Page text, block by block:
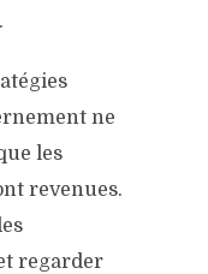
ne
les
revenues.
regarder